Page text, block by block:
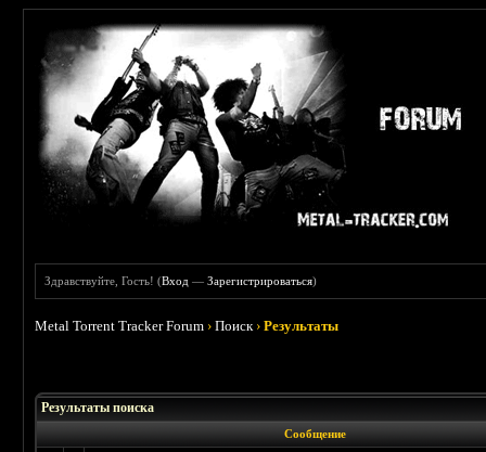
Здравствуйте, Гость! (Вход —Зарегистрироваться)
Metal Torrent Tracker Forum ›Поиск ›Результаты
Результаты поиска
Сообщение